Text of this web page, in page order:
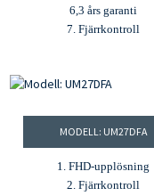
6,3 års garanti
7. Fjärrkontroll
MODELL: UM27DFA
1. FHD-upplösning
2. Fjärrkontroll